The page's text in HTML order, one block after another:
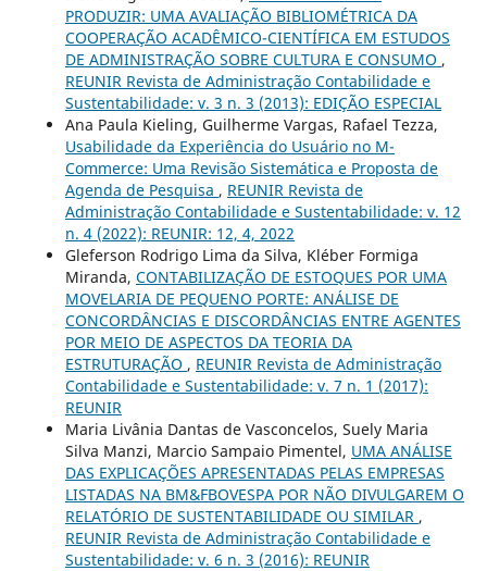
PRODUZIR: UMA AVALIAÇÃO BIBLIOMÉTRICA DA
COOPERAÇÃO ACADÊMICO-CIENTÍFICA EM ESTUDOS
DE ADMINISTRAÇÃO SOBRE CULTURA E CONSUMO ,
REUNIR Revista de Administração Contabilidade e
Sustentabilidade: v. 3 n. 3 (2013): EDIÇÃO ESPECIAL
Ana Paula Kieling, Guilherme Vargas, Rafael Tezza,
Usabilidade da Experiência do Usuário no M-
Commerce: Uma Revisão Sistemática e Proposta de
Agenda de Pesquisa , REUNIR Revista de
Administração Contabilidade e Sustentabilidade: v. 12
n. 4 (2022): REUNIR: 12, 4, 2022
Gleferson Rodrigo Lima da Silva, Kléber Formiga
Miranda, CONTABILIZAÇÃO DE ESTOQUES POR UMA
MOVELARIA DE PEQUENO PORTE: ANÁLISE DE
CONCORDÂNCIAS E DISCORDÂNCIAS ENTRE AGENTES
POR MEIO DE ASPECTOS DA TEORIA DA
ESTRUTURAÇÃO , REUNIR Revista de Administração
Contabilidade e Sustentabilidade: v. 7 n. 1 (2017):
REUNIR
Maria Livânia Dantas de Vasconcelos, Suely Maria
Silva Manzi, Marcio Sampaio Pimentel, UMA ANÁLISE
DAS EXPLICAÇÕES APRESENTADAS PELAS EMPRESAS
LISTADAS NA BM&FBOVESPA POR NÃO DIVULGAREM O
RELATÓRIO DE SUSTENTABILIDADE OU SIMILAR ,
REUNIR Revista de Administração Contabilidade e
Sustentabilidade: v. 6 n. 3 (2016): REUNIR